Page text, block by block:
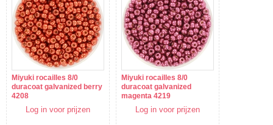
Miyuki rocailles 8/0
duracoat galvanized berry
4208
Log in voor prijzen
Miyuki rocailles 8/0
duracoat galvanized
magenta 4219
Log in voor prijzen